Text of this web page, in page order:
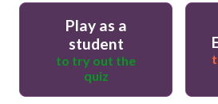
Play as a
student
to try out the
quiz